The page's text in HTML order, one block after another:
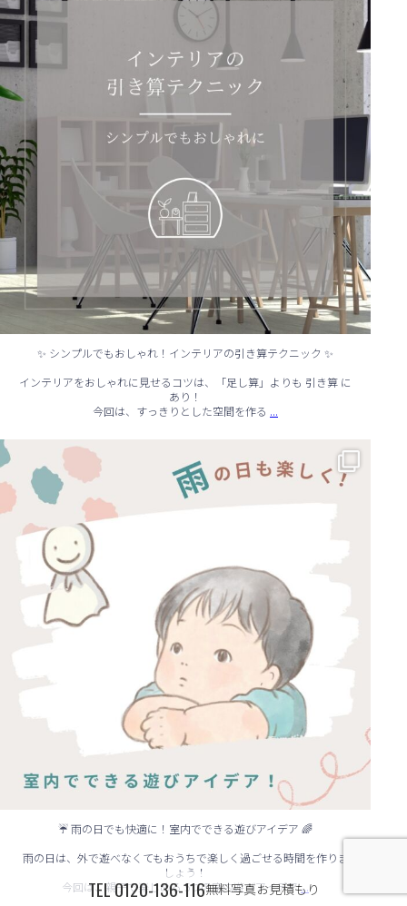
✨ シンプルでもおしゃれ！インテリアの引き算テクニック ✨
インテリアをおしゃれに見せるコツは、「足し算」よりも 引き算 に
あり！
今回は、すっきりとした空間を作る ...
☔ 雨の日でも快適に！室内でできる遊びアイデア 🌈
...
☔ 雨の日でも快適に！室内でできる遊びアイデア 🌈
雨の日は、外で遊べなくてもおうちで楽しく過ごせる時間を作りま
しょう！
今回は、親子で楽しめる 5つの室内遊びアイデア...
TEL0120-136-116無料写真お見積もり